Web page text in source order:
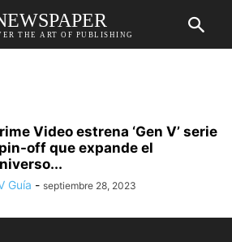
THE ART OF PUBLISHING
Video estrena ‘Gen V’ serie
off que expande el
Guía - septiembre 28, 2023